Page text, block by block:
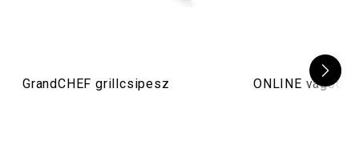
GrandCHEF grillcsipesz ONLINE